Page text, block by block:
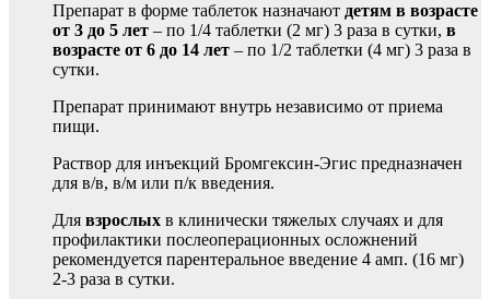
Препарат в форме таблеток назначают детям в возрасте
от 3 до 5 лет – по 1/4 таблетки (2 мг) 3 раза в сутки, в
возрасте от 6 до 14 лет – по 1/2 таблетки (4 мг) 3 раза в
сутки.
Препарат принимают внутрь независимо от приема
пищи.
Раствор для инъекций Бромгексин-Эгис предназначен
для в/в, в/м или п/к введения.
Для взрослых в клинически тяжелых случаях и для
профилактики послеоперационных осложнений
рекомендуется парентеральное введение 4 амп. (16 мг)
2-3 раза в сутки.